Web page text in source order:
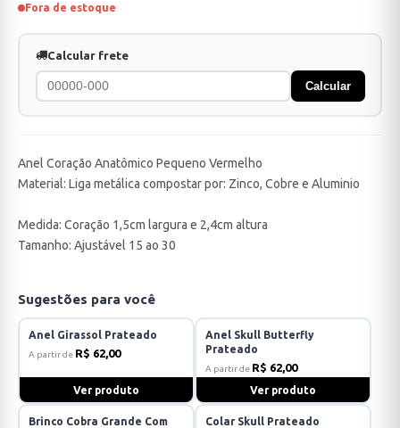
Fora de estoque
Calcular frete
Calcular
Anel Coração Anatômico Pequeno Vermelho
Material: Liga metálica compostar por: Zinco, Cobre e Aluminio
Medida: Coração 1,5cm largura e 2,4cm altura
Tamanho: Ajustável 15 ao 30
Sugestões para você
Anel Girassol Prateado
A partir de R$ 62,00
Ver produto
Anel Skull Butterfly
Prateado
A partir de R$ 62,00
Ver produto
Brinco Cobra Grande Com
Colar Skull Prateado